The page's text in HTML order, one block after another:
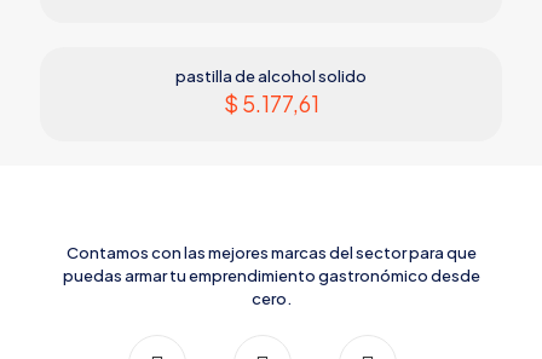
pastilla de alcohol solido
$ 5.177,61
Contamos con las mejores marcas del sector para que
puedas armar tu emprendimiento gastronómico desde
cero.